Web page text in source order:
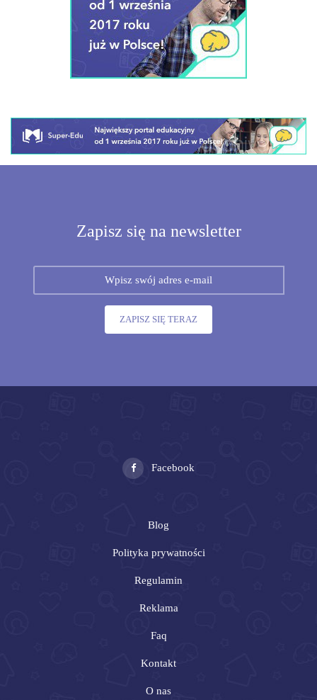
Zapisz się na newsletter
ZAPISZ SIĘ TERAZ
Blog
Polityka prywatności
Regulamin
Reklama
Faq
Kontakt
O nas
Facebook